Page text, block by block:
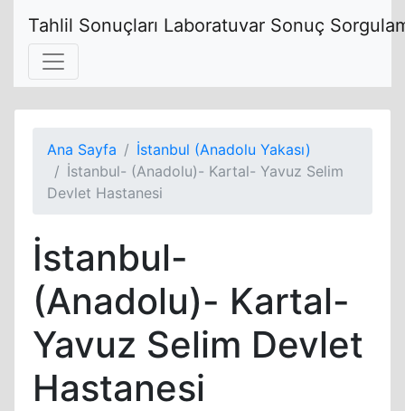
Tahlil Sonuçları Laboratuvar Sonuç
Ana Sayfa
İstanbul (Anadolu Yakası)
İstanbul- (Anadolu)- Kartal- Yavuz Selim
Devlet Hastanesi
İstanbul-
(Anadolu)- Kartal-
Yavuz Selim Devlet
Hastanesi